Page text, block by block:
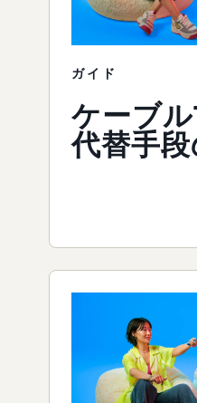
ガイド
ケーブル
代替手